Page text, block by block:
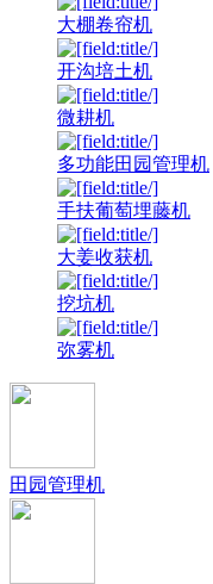
大棚卷帘机
开沟培土机
微耕机
多功能田园管理机
手扶葡萄埋藤机
大姜收获机
挖坑机
弥雾机
田园管理机